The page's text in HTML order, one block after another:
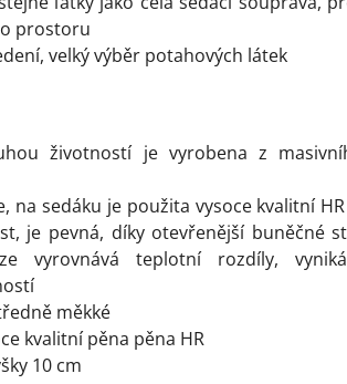
prostoru
velký výběr potahových látek
životností je vyrobena z
na sedáku je použita vysoce kvalitní
je pevná, díky otevřenější buněčné
vyrovnává teplotní rozdíly,
měkké
kvalitní pěna pěna HR
10 cm